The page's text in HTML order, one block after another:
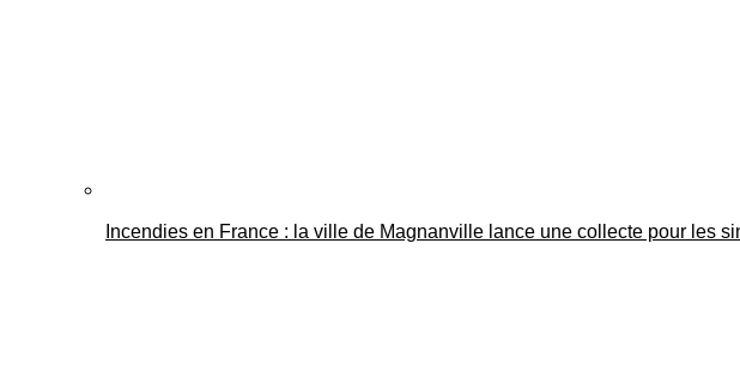
Incendies en France : la ville de Magnanville lance une collecte pour les